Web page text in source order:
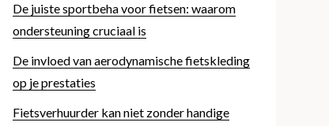
De juiste sportbeha voor fietsen: waarom
ondersteuning cruciaal is
De invloed van aerodynamische fietskleding
op je prestaties
Fietsverhuurder kan niet zonder handige